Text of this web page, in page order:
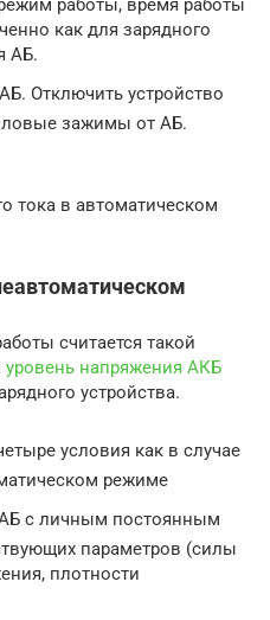
работы, время работы
как для зарядного
АБ.
Отключить устройство
зажимы от АБ.
тока в автоматическом
считается такой
уровень напряжения АКБ
устройства.
условия как в случае
режиме
с личным постоянным
параметров (силы
плотности